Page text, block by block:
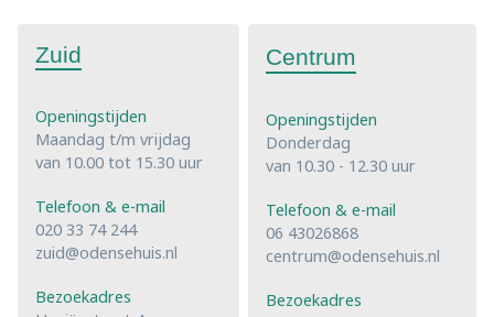
Zuid
Openingstijden
Maandag t/m vrijdag
van 10.00 tot 15.30 uur
Telefoon & e-mail
020 33 74 244
zuid@odensehuis.nl
Bezoekadres
Centrum
Openingstijden
Donderdag
van 10.30 - 12.30 uur
Telefoon & e-mail
06 43026868
centrum@odensehuis.nl
Bezoekadres